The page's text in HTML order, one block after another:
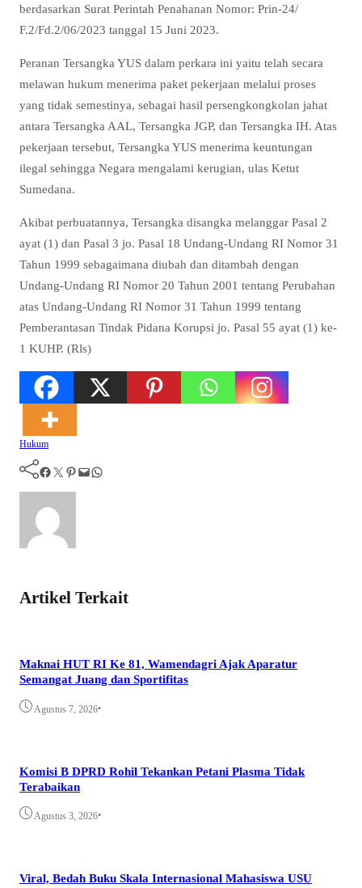
berdasarkan Surat Perintah Penahanan Nomor: Prin-24/
F.2/Fd.2/06/2023 tanggal 15 Juni 2023.
Peranan Tersangka YUS dalam perkara ini yaitu telah secara
melawan hukum menerima paket pekerjaan melalui proses
yang tidak semestinya, sebagai hasil persengkongkolan jahat
antara Tersangka AAL, Tersangka JGP, dan Tersangka IH. Atas
pekerjaan tersebut, Tersangka YUS menerima keuntungan
ilegal sehingga Negara mengalami kerugian, ulas Ketut
Sumedana.
Akibat perbuatannya, Tersangka disangka melanggar Pasal 2
ayat (1) dan Pasal 3 jo. Pasal 18 Undang-Undang RI Nomor 31
Tahun 1999 sebagaimana diubah dan ditambah dengan
Undang-Undang RI Nomor 20 Tahun 2001 tentang Perubahan
atas Undang-Undang RI Nomor 31 Tahun 1999 tentang
Pemberantasan Tindak Pidana Korupsi jo. Pasal 55 ayat (1) ke-
1 KUHP. (Rls)
Hukum
Facebook Twitter Pinterest Mail WhatsApp
Artikel Terkait
Maknai HUT RI Ke 81, Wamendagri Ajak Aparatur
Semangat Juang dan Sportifitas
Agustus 7, 2026•
Komisi B DPRD Rohil Tekankan Petani Plasma Tidak
Terabaikan
Agustus 3, 2026•
Viral, Bedah Buku Skala Internasional Mahasiswa USU